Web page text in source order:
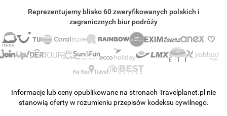
Reprezentujemy blisko 60 zweryfikowanych polskich i
zagranicznych biur podróży
Informacje lub ceny opublikowane na stronach Travelplanet.pl nie
stanowią oferty w rozumieniu przepisów kodeksu cywilnego.